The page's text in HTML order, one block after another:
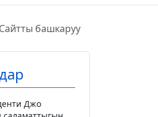
Сайтты башкаруу
Джо